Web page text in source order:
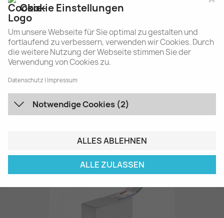
Cookie Einstellungen
Um unsere Webseite für Sie optimal zu gestalten und
fortlaufend zu verbessern, verwenden wir Cookies. Durch
die weitere Nutzung der Webseite stimmen Sie der
Verwendung von Cookies zu.
Datenschutz Impressum
Notwendige Cookies (2)
ALLES ABLEHNEN
ALLE ZULASSEN
130,00 €